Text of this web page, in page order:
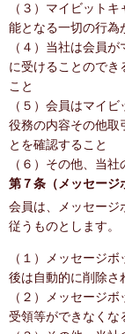
（３）マイビット
能となる一切の行為
（４）当社は会員
に受けることのでき
こと
（５）会員はマイ
役務の内容その他取
とを確認すること
（６）その他、当
第７条（メッセージ
会員は、メッセージ
従うものとします。
（１）メッセージ
後は自動的に削除さ
（２）メッセージ
受領等ができなくな